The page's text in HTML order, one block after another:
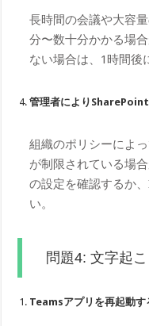
長時間の会議や大容
分〜数十分かかる場
ない場合は、1時間後
管理者により
組織のポリシーによ
が制限されている場
の設定を確認するか
い。
問題4: 文字起
Teamsアプリを再起動す